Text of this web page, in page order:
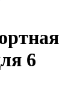
6